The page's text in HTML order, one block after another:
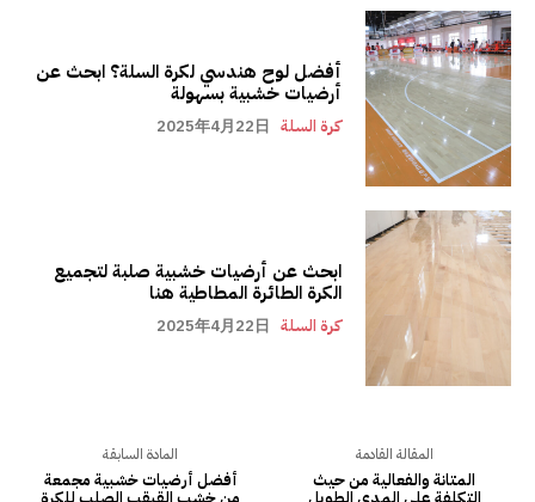
أفضل لوح هندسي لكرة السلة؟ ابحث عن
أرضيات خشبية بسهولة
كرة السلة 2025年4月22日
ابحث عن أرضيات خشبية صلبة لتجميع
الكرة الطائرة المطاطية هنا
كرة السلة 2025年4月22日
المادة السابقة
أفضل أرضيات خشبية مجمعة
المقالة القادمة
المتانة والفعالية من حيث